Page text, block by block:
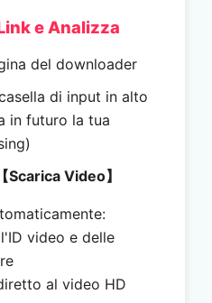
e Analizza
del downloader
di input in alto
in futuro la tua
【Scarica Video】
video e delle
al video HD